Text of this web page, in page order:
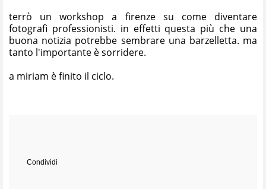
terrò un workshop a firenze su come diventare
fotografi professionisti. in effetti questa più che una
buona notizia potrebbe sembrare una barzelletta. ma
tanto l'importante è sorridere.
a miriam è finito il ciclo.
Condividi